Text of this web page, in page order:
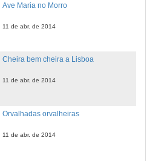
Ave Maria no Morro
11 de abr. de 2014
Cheira bem cheira a Lisboa
11 de abr. de 2014
Orvalhadas orvalheiras
11 de abr. de 2014